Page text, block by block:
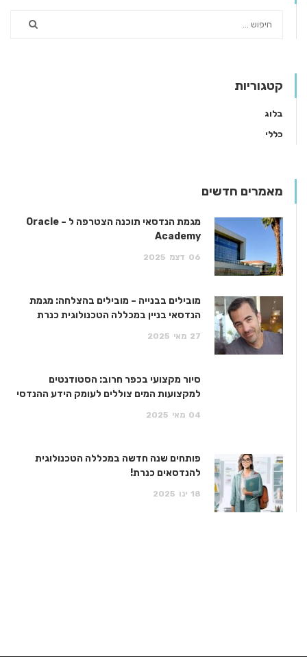
קטגוריות
בלוג
כללי
מאמרים חדשים
מגמת הנדסאי תוכנה הצטרפה ל – Oracle
Academy
06 דצמ 2025
מובילים בבנייה – מובילים בהצלחה: מגמת
הנדסאי בניין במכללה הטכנולוגית כנרת
27 מאי 2025
סיור מקצועי בכפר חרוב: הסטודנטים
למקצועות המים צוללים לעומק הידע ההנדסי
04 מאי 2025
פותחים שנה חדשה במכללה הטכנולוגית
להנדסאים כנרת!
18 ינו 2025